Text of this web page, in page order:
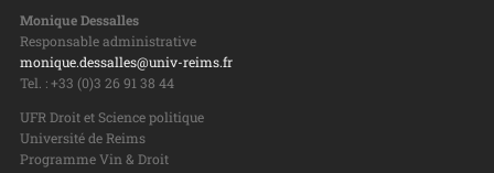
Monique Dessalles
Responsable administrative
monique.dessalles@univ-reims.fr
Tel. : +33 (0)3 26 91 38 44
UFR Droit et Science politique
Université de Reims
Programme Vin & Droit